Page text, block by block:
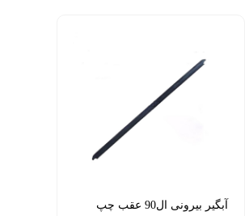
آبگیر بیرونی ال90 عقب چپ